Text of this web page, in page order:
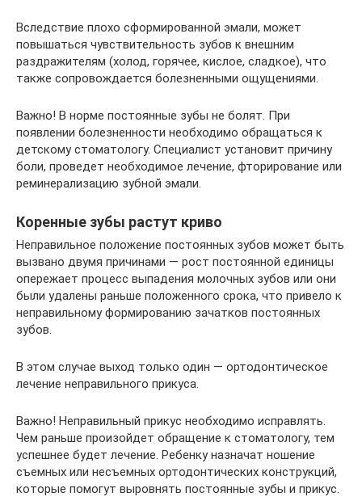
Вследствие плохо сформированной эмали, может
повышаться чувствительность зубов к внешним
раздражителям (холод, горячее, кислое, сладкое), что
также сопровождается болезненными ощущениями.
Важно! В норме постоянные зубы не болят. При
появлении болезненности необходимо обращаться к
детскому стоматологу. Специалист установит причину
боли, проведет необходимое лечение, фторирование или
реминерализацию зубной эмали.
Коренные зубы растут криво
Неправильное положение постоянных зубов может быть
вызвано двумя причинами — рост постоянной единицы
опережает процесс выпадения молочных зубов или они
были удалены раньше положенного срока, что привело к
неправильному формированию зачатков постоянных
зубов.
В этом случае выход только один — ортодонтическое
лечение неправильного прикуса.
Важно! Неправильный прикус необходимо исправлять.
Чем раньше произойдет обращение к стоматологу, тем
успешнее будет лечение. Ребенку назначат ношение
съемных или несъемных ортодонтических конструкций,
которые помогут выровнять постоянные зубы и прикус.